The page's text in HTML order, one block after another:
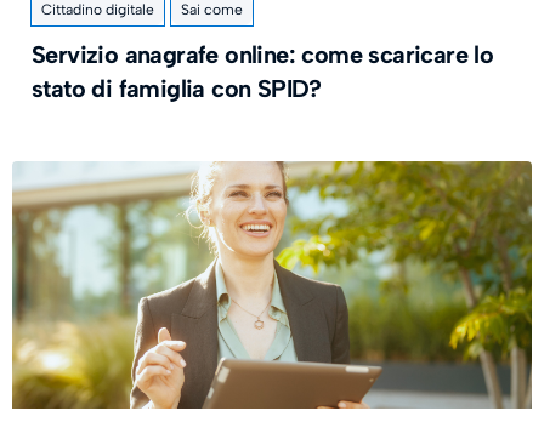
Cittadino digitale Sai come
Servizio anagrafe online: come scaricare lo
stato di famiglia con SPID?